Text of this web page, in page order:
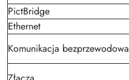
PictBridge
Ethernet
Komunikacja bezprzewodowa